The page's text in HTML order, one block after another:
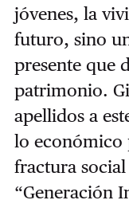
jóvenes, la
futuro, sino
presente que
patrimonio.
apellidos a
lo económico
fractura
“Generación